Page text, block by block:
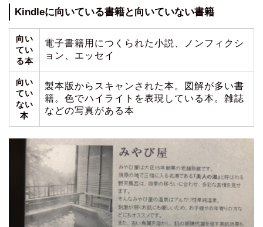
Kindleに向いている書籍と向いていない書籍
向い
てい
る本
電子書籍用につくられた小説、ノンフィクシ
ョン、エッセイ
向い
てい
ない
本
製本版からスキャンされた本。図解が多い書
籍。色でハイライトを表現している本。雑誌
などの写真がある本